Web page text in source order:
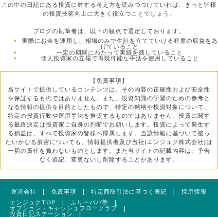
この中の日記にある投資に対する考え方を読みつづけていれば、きっと皆様
の投資技術向上に大きく役立つことでしょう。
ブログの執筆者は、以下の観点で選定しております。
実際にお金を運用し、相場のみで生計を立てていける程度の収益をあ
げていること
一定の期間にわたって実績を残していること
個人投資家の立場で再現可能な手法を使用していること
【免責事項】
当サイトで提供しているコンテンツは、その内容の正確性および安全性
を保証するものではありません。また、投資知識の学習のための参考と
なる情報の提供を目的としたもので、特定の銘柄や投資対象について、
特定の投資行動や運用手法を推奨するものではありません。投資に関す
る最終決定は投資家ご自身の判断でお願いします。投資によって発生す
る損益は、すべて投資家の皆様へ帰属します。当該情報に基づいて被っ
たいかなる損害についても、情報提供者及び当社(エンジュク株式会社)は
一切の責任を負わないものとします。また当サイトの記載内容は、予告
なく追記、変更ないし削除することがあります。
運営会社 | 免責事項 | 特定商取引法に基づく表記 | 採用情報
エンジュクTOP
| ふりーパパ塾 |
オプション・キャッシュフロークラブ |
投資日記ステーション
|